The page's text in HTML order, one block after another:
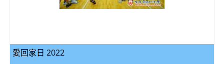
愛回家日 2022